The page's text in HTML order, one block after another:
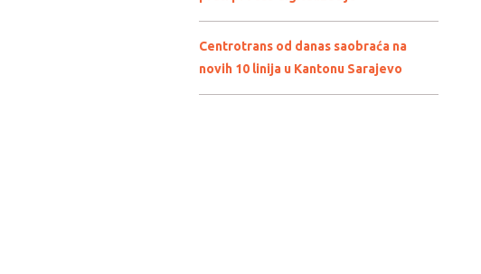
Centrotrans od danas saobraća na
novih 10 linija u Kantonu Sarajevo